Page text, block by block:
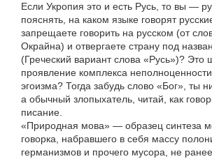
Если Укропия это и есть Русь, то вы —
пояснять, на каком языке говорят
запрещаете говорить на русском (от
Окрайна) и отвергаете страну под
(Греческий вариант слова «Русь»)?
проявление комплекса
эгоизма? Тогда забудь слово «Бог», ты
а обычный злопыхатель, читай, как
писание.
«Природная мова» — образец синтеза
говорка, набравшего в себя массу
германизмов и прочего мусора, не